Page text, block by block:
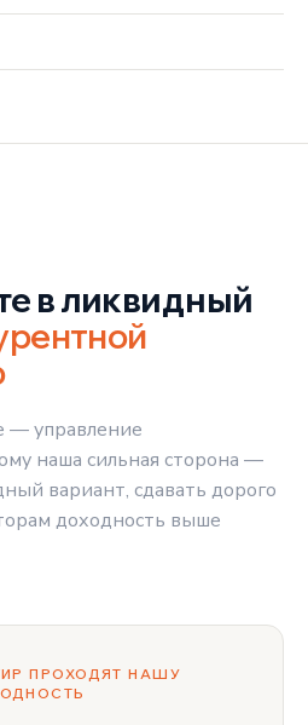
в ликвидный
— управление
наша сильная сторона —
вариант, сдавать дорого
доходность выше
ПРОХОДЯТ НАШУ